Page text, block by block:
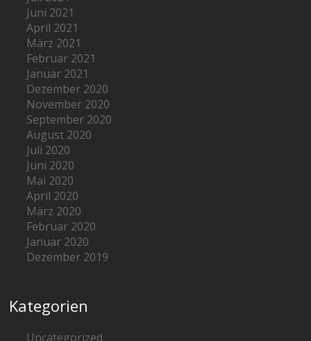
Juni 2021
April 2021
März 2021
Februar 2021
Januar 2021
Dezember 2020
November 2020
September 2020
August 2020
Juli 2020
Juni 2020
Mai 2020
April 2020
März 2020
Februar 2020
Januar 2020
Dezember 2019
Kategorien
Uncategorized